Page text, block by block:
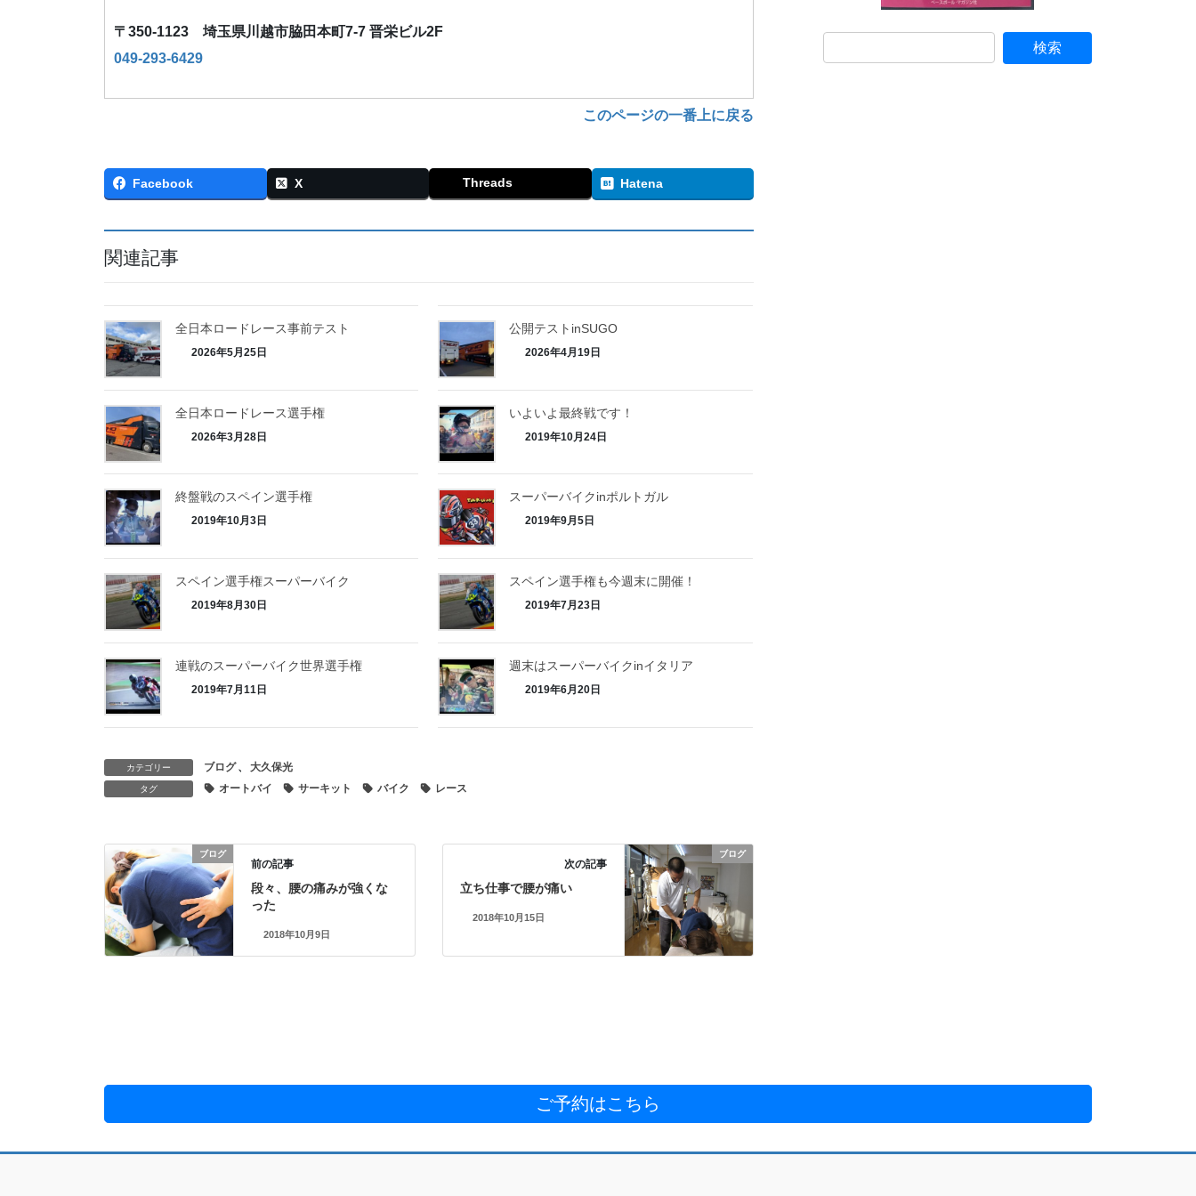
〒350-1123 埼玉県川越市脇田本町7-7 晋栄ビル2F
049-293-6429
このページの一番上に戻る
Facebook X Threads Hatena
関連記事
全日本ロードレース事前テスト
2026年5月25日
公開テストinSUGO
2026年4月19日
全日本ロードレース選手権
2026年3月28日
いよいよ最終戦です！
2019年10月24日
終盤戦のスペイン選手権
2019年10月3日
スーパーバイクinポルトガル
2019年9月5日
スペイン選手権スーパーバイク
2019年8月30日
スペイン選手権も今週末に開催！
2019年7月23日
連戦のスーパーバイク世界選手権
2019年7月11日
週末はスーパーバイクinイタリア
2019年6月20日
カテゴリー ブログ 、 大久保光
タグ オートバイ サーキット バイク レース
ブログ
前の記事
段々、腰の痛みが強くな
った
2018年10月9日
ブログ
次の記事
立ち仕事で腰が痛い
2018年10月15日
ご予約はこちら